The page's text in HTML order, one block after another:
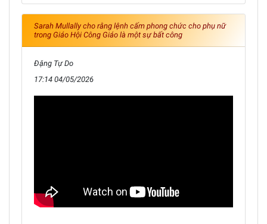
Sarah Mullally cho rằng lệnh cấm phong chức cho phụ nữ
trong Giáo Hội Công Giáo là một sự bất công
Đặng Tự Do
17:14 04/05/2026